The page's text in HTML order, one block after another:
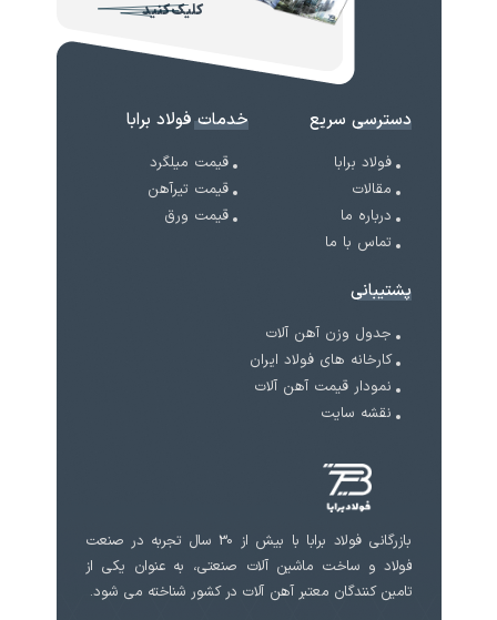
کلیک کنید
دسترسی سریع
فولاد برابا
مقالات
درباره ما
تماس با ما
خدمات فولاد برابا
قیمت میلگرد
قیمت تیرآهن
قیمت ورق
پشتیبانی
جدول وزن آهن آلات
کارخانه های فولاد ایران
نمودار قیمت آهن آلات
نقشه سایت
بازرگانی فولاد برابا با بیش از 30 سال تجربه در صنعت
فولاد و ساخت ماشین آلات صنعتی، به عنوان یکی از
تامین کنندگان معتبر آهن آلات در کشور شناخته می شود.